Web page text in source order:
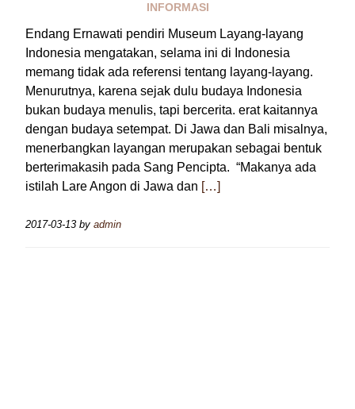
INFORMASI
Endang Ernawati pendiri Museum Layang-layang
Indonesia mengatakan, selama ini di Indonesia
memang tidak ada referensi tentang layang-layang.
Menurutnya, karena sejak dulu budaya Indonesia
bukan budaya menulis, tapi bercerita. erat kaitannya
dengan budaya setempat. Di Jawa dan Bali misalnya,
menerbangkan layangan merupakan sebagai bentuk
berterimakasih pada Sang Pencipta. “Makanya ada
istilah Lare Angon di Jawa dan […]
2017-03-13 by admin